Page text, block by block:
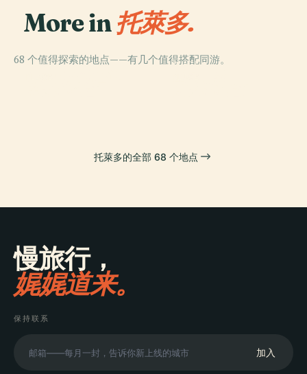
More in托萊多.
68 个值得探索的地点——有几个值得搭配同游。
PLACE PLACE
托萊多的全部 68 个地点
慢旅行，
娓娓道来。
保持联系
加入